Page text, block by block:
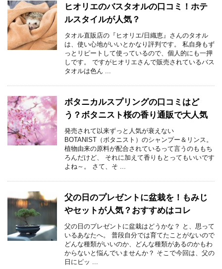
ヒオリエのバスタオルの口コミ！ホテ
ルスタイルが人気？
タオル直販店の『ヒオリエ/日織恵』さんのタオル
は、使い心地がいいとかなり評判です。 私自身もず
っとリピートして使っているので、個人的にも一押
しです。 ですがヒオリエさんで販売されているバス
タオルは色ん ...
ボタニカルスプリングの口コミはど
う？ボタニスト桜の香り通販で大人気
発売されて以来ずっと人気が衰えない
BOTANIST（ボタニスト）のシャンプー＆リンス。
植物由来の原料が配合されているって言うのももち
ろんだけど、 それに加えて香りもとってもいいです
よね～。 さて、そ ...
父の日のプレゼントに盆栽を！もみじ
やセットが人気？おすすめはコレ
父の日のプレゼントに盆栽はどうかな？ と、思って
いるあなたへ。 普段自分では育てたことがないので
どんな種類がいいのか、どんな種類があるのかもわ
からないと悩んでいませんか？ そこで今回は、父の
日にピッ ...